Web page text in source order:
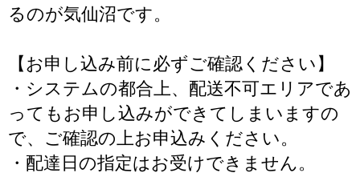
るのが気仙沼です。
【お申し込み前に必ずご確認ください】
・システムの都合上、配送不可エリアであ
ってもお申し込みができてしまいますの
で、ご確認の上お申込みください。
・配達日の指定はお受けできません。